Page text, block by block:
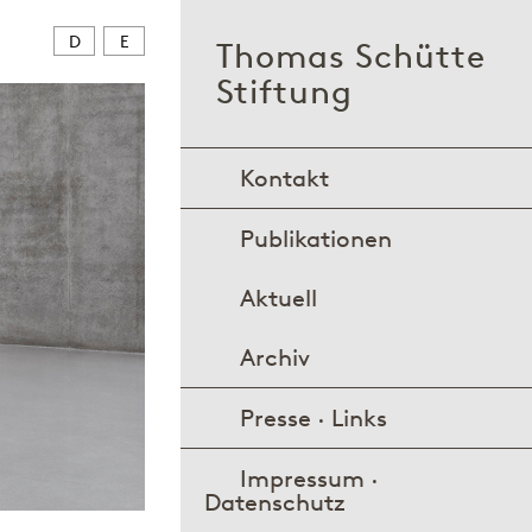
Thomas Schütte
Stiftung
Kontakt
Publikationen
Aktuell
Archiv
Presse · Links
Impressum ·
Datenschutz
D E